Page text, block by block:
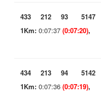
433 212 93 5147
1Km: 0:07:37 (0:07:20),
434 213 94 5142
1Km: 0:07:36 (0:07:19),